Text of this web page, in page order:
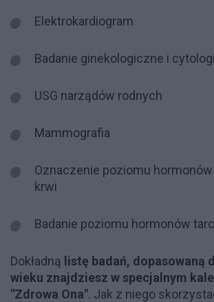
Elektrokardiogram
Badanie ginekologiczne i
USG narządów rodnych
Mammografia
Oznaczenie poziomu
krwi
Badanie poziomu hormonów
Dokładną listę badań, dopasowaną
wieku znajdziesz w specjalnym
"Zdrowa Ona". Jak z niego